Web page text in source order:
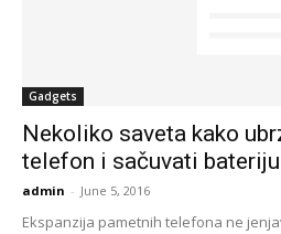
Gadgets
Nekoliko saveta kako
telefon i sačuvati bateriju
admin - June 5, 2016
Ekspanzija pametnih telefona ne